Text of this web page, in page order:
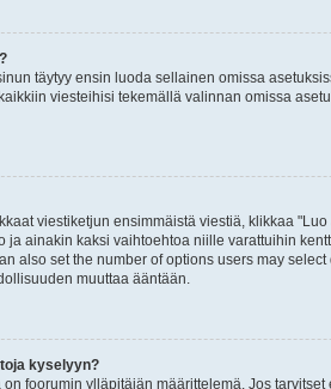
täytyy ensin luoda sellainen omissa
viesteihisi tekemällä valinnan omissa
viestiketjun ensimmäistä viestiä, klikkaa
ja ainakin kaksi vaihtoehtoa niille varattuihin
also set the number of options users may
muuttaa ääntään.
kyselyyn?
foorumin ylläpitäjän määrittelemä. Jos